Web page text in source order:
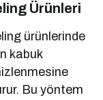
Ürünleri
ürünlerinde
kabuk
Bu yöntem